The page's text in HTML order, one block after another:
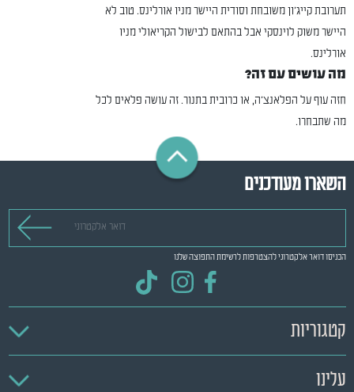
תערובת קייג'ון משובחת וסודית היישר מניו אורלינס. טוב לא
היישר משוק לוינסקי אבל בהתאם לבישול הקריאולי מניו
אורלינס.
מה עושים עם זה?
חזה עוף על הפלאנצ'ה, או כרובית בתנור. זה עושה פלאים לכל
מה שתבחרו.
השארו מעודכנים
הכניסו דואר אלקטרוני להצטרפות לרשימת התפוצה שלנו
קטגוריות
עלינו